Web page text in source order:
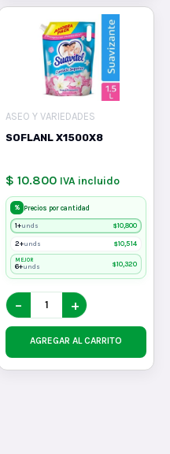
ASEO Y VARIEDADES
SOFLANL X1500X8
$ 10.800 IVA incluido
% Precios por cantidad
1+unds $10,800
2+unds $10,514
MEJOR
6+unds $10,320
− +
AGREGAR AL CARRITO